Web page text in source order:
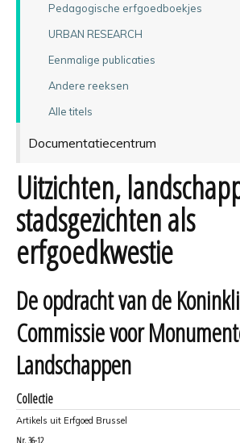
Pedagogische erfgoedboekjes
URBAN RESEARCH
Eenmalige publicaties
Andere reeksen
Alle titels
Documentatiecentrum
Uitzichten,
stadsgezichten als
erfgoedkwestie
De opdracht van de
Commissie voor
Landschappen
Collectie
Artikels uit Erfgoed Brussel
Nr. 36-12